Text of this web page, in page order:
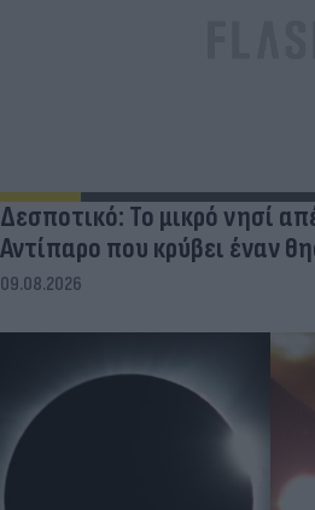
Δεσποτικό: Το μικρό νησί
Αντίπαρο που κρύβει έναν
09.08.2026